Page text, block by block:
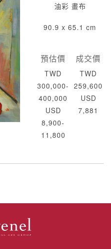
油彩 畫布
90.9 x 65.1 cm
預估價
TWD
300,000-
400,000
USD
8,900-
11,800
成交價
TWD
259,600
USD
7,881